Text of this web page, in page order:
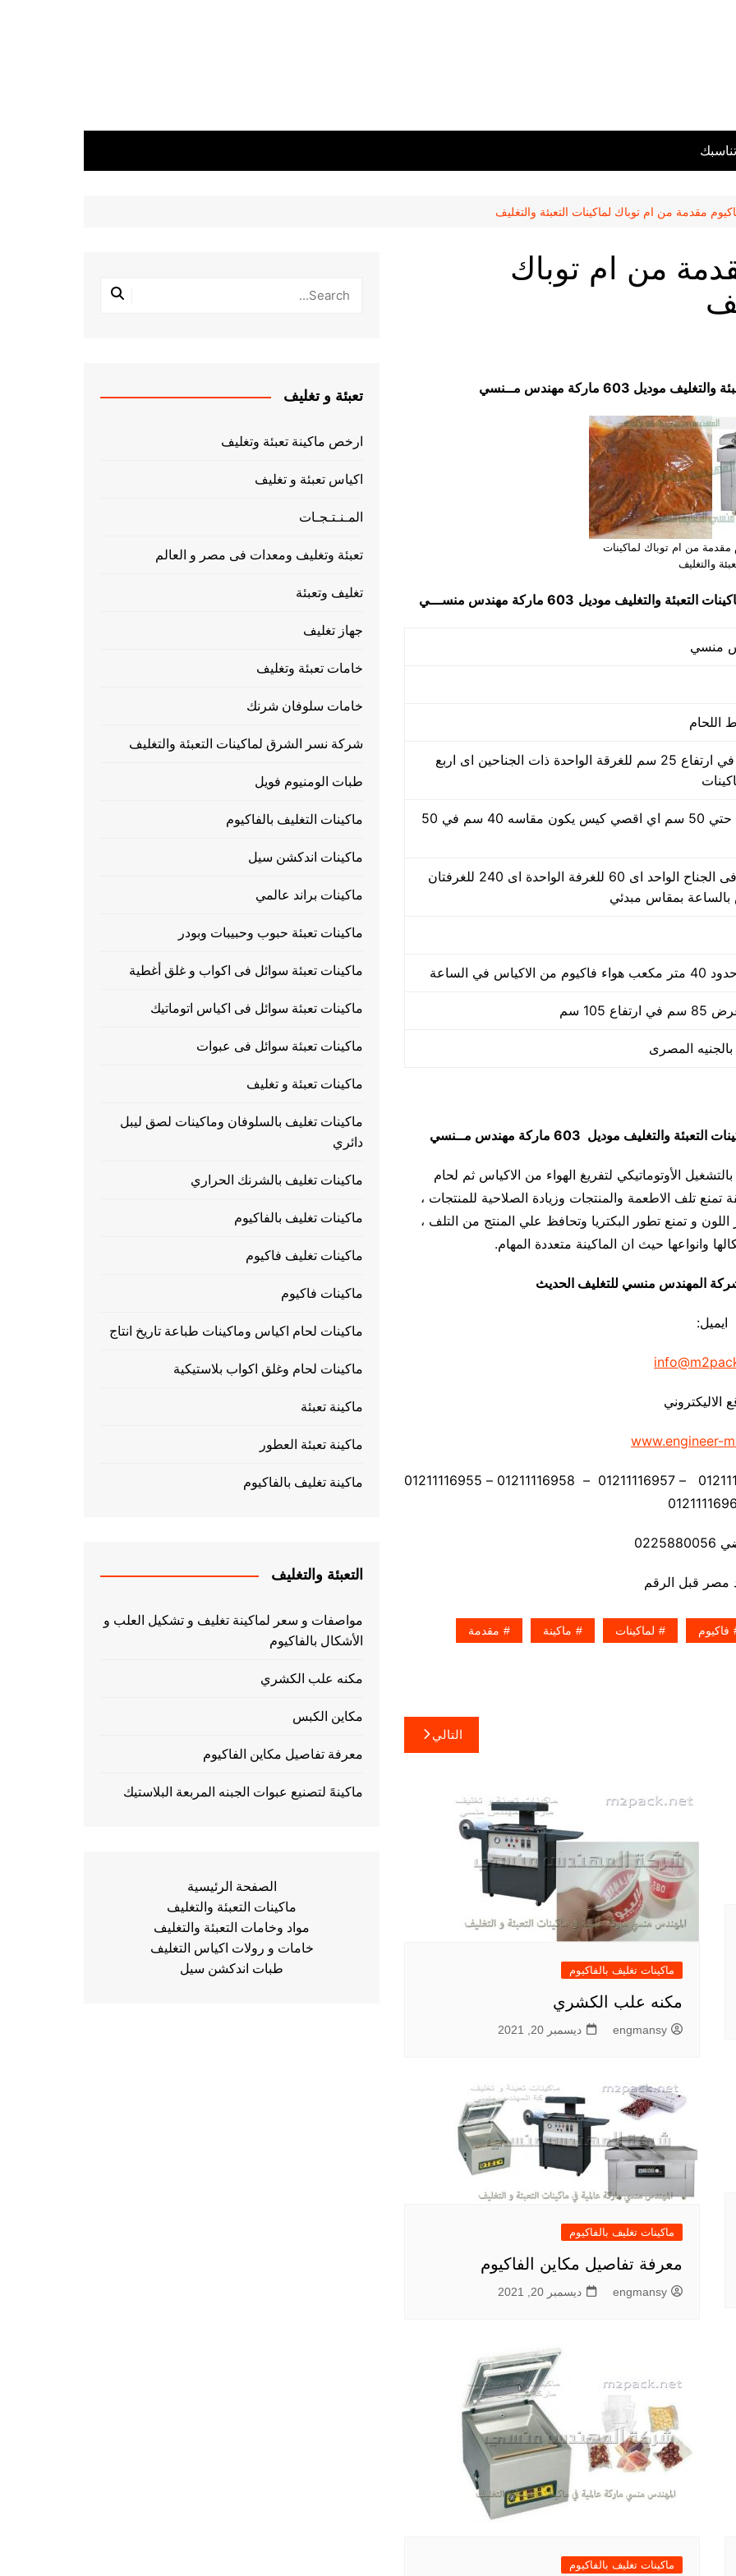
مقدمة من ام توباك لماكينات التعبئة والتغليف
من ام توباك
603 ماركة مهندس م ــنسي
مقدمة من ام توباك لماكينات
والتغليف
التعبئة والتغليف موديل 603 ماركة مهندس منســـي
50 سم في 40 سم في ارتفاع 25 سم للغرقة الواحدة ذات الجناحين اى اربع
مقاس من واحد سم حتي 50 سم اي اقصي كيس يكون مقاسه 40 سم في 50
30 ضغطة بالدقيقة فى الجناح الواحد اى 60 للغرفة الواحدة اى 240 للغرفتان
في الساعة
التعبئة والتغليف موديل 603 ماركة مهندس مــنسي
منــــسي بالتشغيل الأوتوماتيكي لتفريغ الهواء من الاكياس ثم لحام
تلف الاطعمة والمنتجات وزيادة الصلاحية للمنتجات ،
و تمنع تطور البكتريا وتحافظ علي المنتج من التلف ،
وانواعها حيث ان الماكينة متعددة المهام.
شركة المهندس منسي للتغليف الحديث
ايميل:
الاليكتروني
www.engineer-
موبايل: 01211116954 – 01211116955 – 01211116956 – 01211116957 – 01211116958 – 01211116955
فاكيوم لماكينات ماكينة مقدمة
التالي
ماكينات تغليف بالفاكيوم
مكنه علب الكشري
engmansy ديسمبر 20, 2021
ماكينات تغليف بالفاكيوم
معرفة تفاصيل مكاين الفاكيوم
engmansy ديسمبر 20, 2021
ماكينات تغليف بالفاكيوم
تعبئة و تغليف
ارخص ماكينة تعبئة وتغليف
اكياس تعبئة و تغليف
المـنـتـجـات
تعبئة وتغليف ومعدات فى مصر و العالم
تغليف وتعبئة
جهاز تغليف
خامات تعبئة وتغليف
خامات سلوفان شرنك
شركة نسر الشرق لماكينات التعبئة والتغليف
طبات الومنيوم فويل
ماكينات التغليف بالفاكيوم
ماكينات اندكشن سيل
ماكينات براند عالمي
ماكينات تعبئة حبوب وحبيبات وبودر
ماكينات تعبئة سوائل فى اكواب و غلق أغطية
ماكينات تعبئة سوائل فى اكياس اتوماتيك
ماكينات تعبئة سوائل فى عبوات
ماكينات تعبئة و تغليف
ماكينات تغليف بالسلوفان وماكينات لصق ليبل
دائري
ماكينات تغليف بالشرنك الحراري
ماكينات تغليف بالفاكيوم
ماكينات تغليف فاكيوم
ماكينات فاكيوم
ماكينات لحام اكياس وماكينات طباعة تاريخ انتاج
ماكينات لحام وغلق اكواب بلاستيكية
ماكينة تعبئة
ماكينة تعبئة العطور
ماكينة تغليف بالفاكيوم
التعبئة والتغليف
مواصفات و سعر لماكينة تغليف و تشكيل العلب و
الأشكال بالفاكيوم
مكنه علب الكشري
مكاين الكبس
معرفة تفاصيل مكاين الفاكيوم
ماكينهً لتصنيع عبوات الجبنه المربعة البلاستيك
الصفحة الرئيسية
ماكينات التعبئة والتغليف
مواد وخامات التعبئة والتغليف
خامات و رولات اكياس التغليف
طبات اندكشن سيل